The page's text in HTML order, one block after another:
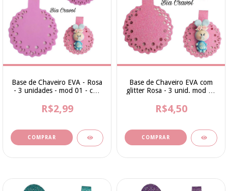
Base de Chaveiro EVA - Rosa
- 3 unidades - mod 01 - cod
R$2,99
Base de Chaveiro EVA com
glitter Rosa - 3 unid. mod 01
R$4,50